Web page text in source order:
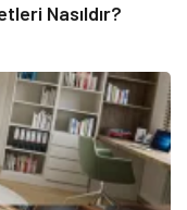
Nasıldır?